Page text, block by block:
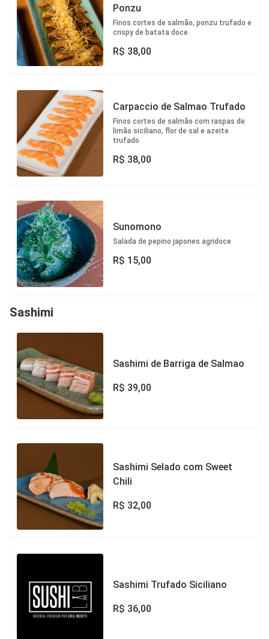
Ponzu
Finos cortes de salmão, ponzu trufado e
crispy de batata doce
R$ 38,00
Carpaccio de Salmao Trufado
Finos cortes de salmão com raspas de
limão siciliano, flor de sal e azeite
trufado
R$ 38,00
Sunomono
Salada de pepino japones agridoce
R$ 15,00
Sashimi
Sashimi de Barriga de Salmao
R$ 39,00
Sashimi Selado com Sweet
Chili
R$ 32,00
Sashimi Trufado Siciliano
R$ 36,00